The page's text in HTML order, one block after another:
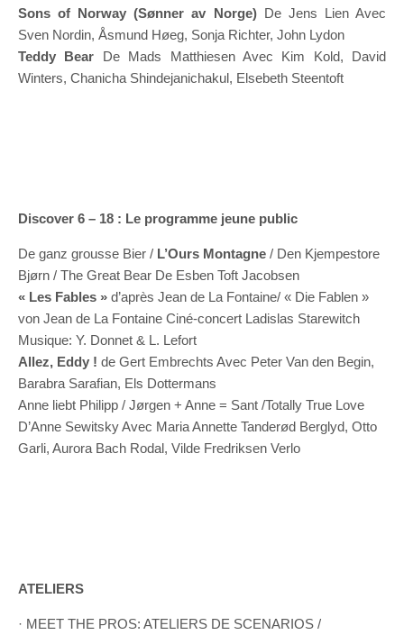
Sons of Norway (Sønner av Norge) De Jens Lien Avec
Sven Nordin, Åsmund Høeg, Sonja Richter, John Lydon
Teddy Bear De Mads Matthiesen Avec Kim Kold, David
Winters, Chanicha Shindejanichakul, Elsebeth Steentoft
Discover 6 – 18 : Le programme jeune public
De ganz grousse Bier / L’Ours Montagne / Den Kjempestore
Bjørn / The Great Bear De Esben Toft Jacobsen
« Les Fables » d’après Jean de La Fontaine/ « Die Fablen »
von Jean de La Fontaine Ciné-concert Ladislas Starewitch
Musique: Y. Donnet & L. Lefort
Allez, Eddy ! de Gert Embrechts Avec Peter Van den Begin,
Barabra Sarafian, Els Dottermans
Anne liebt Philipp / Jørgen + Anne = Sant /Totally True Love
D’Anne Sewitsky Avec Maria Annette Tanderød Berglyd, Otto
Garli, Aurora Bach Rodal, Vilde Fredriksen Verlo
ATELIERS
· MEET THE PROS: ATELIERS DE SCENARIOS /